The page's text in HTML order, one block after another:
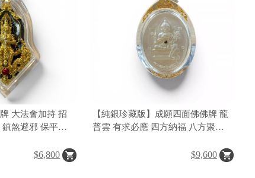
大法會加持 招
煞避邪 保平安
$6,800
【純銀珍藏版】成願四面佛佛牌 龍
普雲 有求必應 四方納福 八方聚財
$9,600